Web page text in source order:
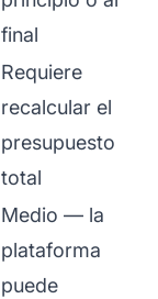
final
Requiere
recalcular el
presupuesto
total
Medio — la
plataforma
puede